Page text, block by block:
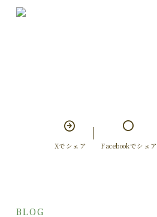
Xでシェア Facebookでシェア
BLOG